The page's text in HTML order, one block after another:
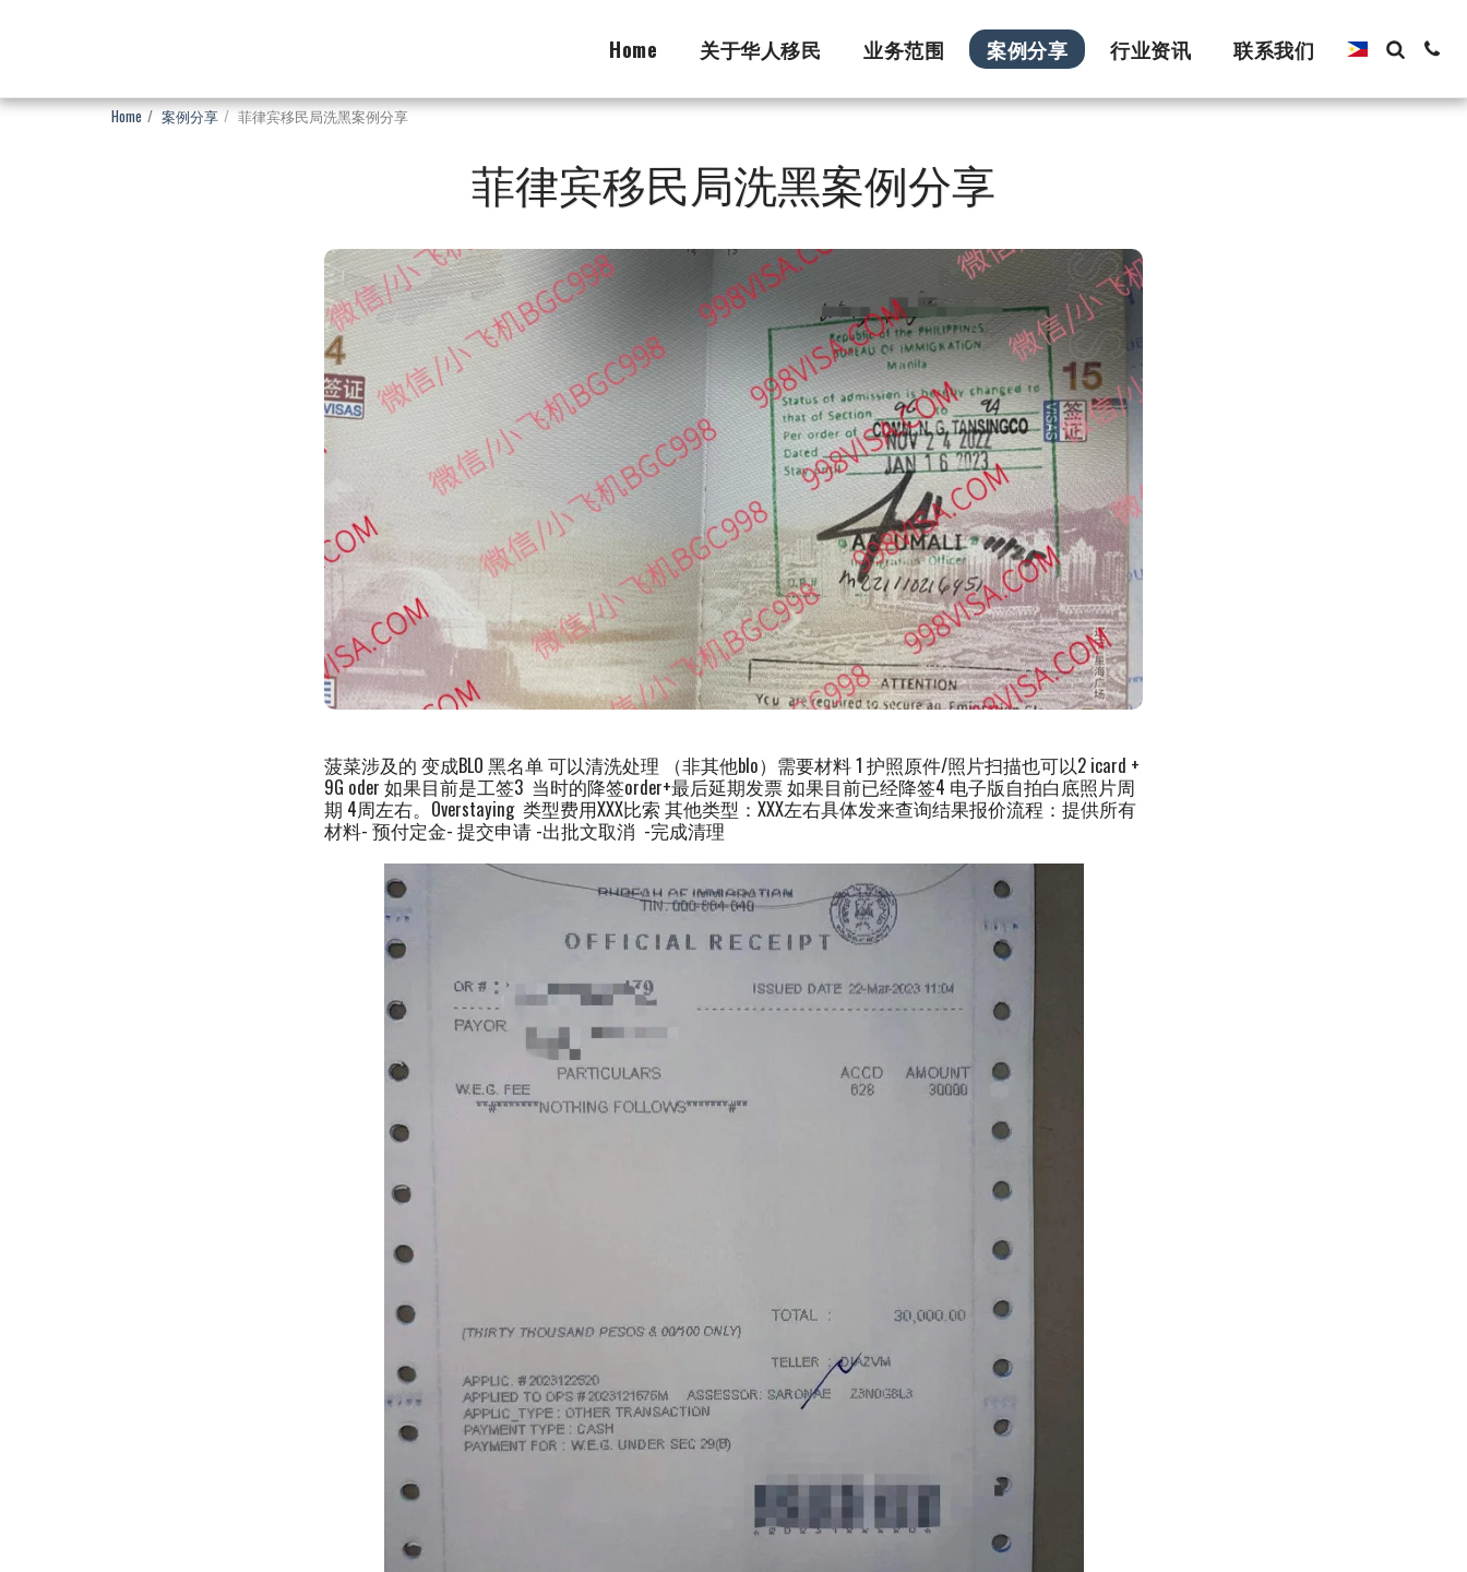
Home 关于华人移民 业务范围 案例分享 行业资讯 联系我们
Home 案例分享 菲律宾移民局洗黑案例分享
菲律宾移民局洗黑案例分享
菠菜涉及的 变成BLO 黑名单 可以清洗处理 （非其他blo）需要材料 1 护照原件/照片扫描也可以2 icard +
9G oder 如果目前是工签3 当时的降签order+最后延期发票 如果目前已经降签4 电子版自拍白底照片周
期 4周左右。Overstaying 类型费用XXX比索 其他类型：XXX左右具体发来查询结果报价流程：提供所有
材料- 预付定金- 提交申请 -出批文取消 -完成清理